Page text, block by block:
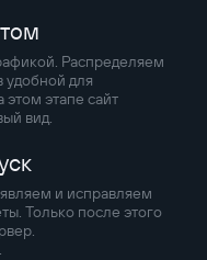
Распределяем
удобной для
этапе сайт
вид.
и исправляем
Только после этого